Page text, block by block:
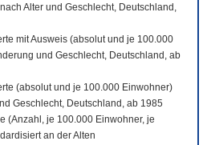
Alter und Geschlecht, Deutschland,
mit Ausweis (absolut und je 100.000
und Geschlecht, Deutschland, ab
(absolut und je 100.000 Einwohner)
Geschlecht, Deutschland, ab 1985
(Anzahl, je 100.000 Einwohner, je
an der Alten